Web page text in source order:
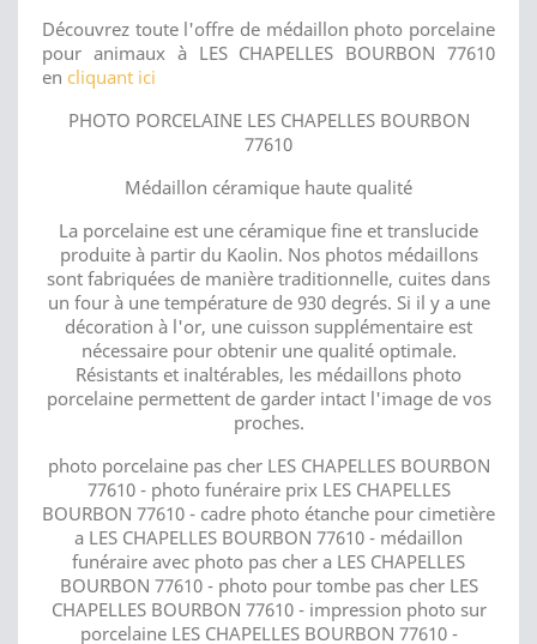
Découvrez toute l'offre de médaillon photo porcelaine
pour animaux à LES CHAPELLES BOURBON 77610
en cliquant ici
PHOTO PORCELAINE LES CHAPELLES BOURBON
77610
Médaillon céramique haute qualité
La porcelaine est une céramique fine et translucide
produite à partir du Kaolin. Nos photos médaillons
sont fabriquées de manière traditionnelle, cuites dans
un four à une température de 930 degrés. Si il y a une
décoration à l'or, une cuisson supplémentaire est
nécessaire pour obtenir une qualité optimale.
Résistants et inaltérables, les médaillons photo
porcelaine permettent de garder intact l'image de vos
proches.
photo porcelaine pas cher LES CHAPELLES BOURBON
77610 - photo funéraire prix LES CHAPELLES
BOURBON 77610 - cadre photo étanche pour cimetière
a LES CHAPELLES BOURBON 77610 - médaillon
funéraire avec photo pas cher a LES CHAPELLES
BOURBON 77610 - photo pour tombe pas cher LES
CHAPELLES BOURBON 77610 - impression photo sur
porcelaine LES CHAPELLES BOURBON 77610 -